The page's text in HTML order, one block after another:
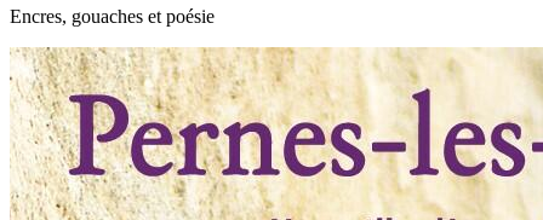
Encres, gouaches et poésie